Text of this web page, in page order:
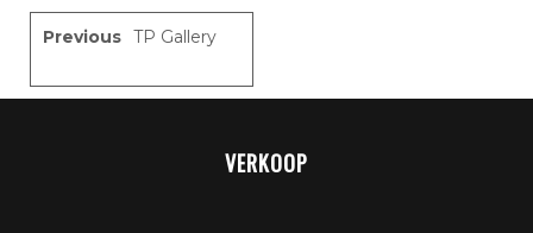
Previous TP Gallery
VERKOOP